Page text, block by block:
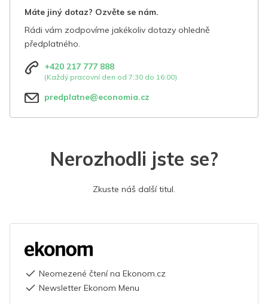
Máte jiný dotaz? Ozvěte se nám.
Rádi vám zodpovíme jakékoliv dotazy ohledně
předplatného.
+420 217 777 888
(Každý pracovní den od 7:30 do 16:00)
predplatne@economia.cz
Nerozhodli jste se?
Zkuste náš další titul.
Neomezené čtení na Ekonom.cz
Newsletter Ekonom Menu